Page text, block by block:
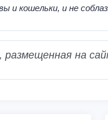
и кошельки, и не
на